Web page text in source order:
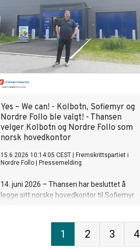
Yes – We can! - Kolbotn, Sofiemyr og
Nordre Follo ble valgt! - Thansen
velger Kolbotn og Nordre Follo som
norsk hovedkontor
15.6.2026 10:14:05 CEST
Fremskrittspartiet i
Nordre Follo
Pressemelding
14. juni 2026 – Thansen har besluttet å
legge sitt norske hovedkontor til Sofiemyr
jobbe nært med næringsaktører for å
tiltrekke seg flere arbeidsplasser,
1 2 3 4